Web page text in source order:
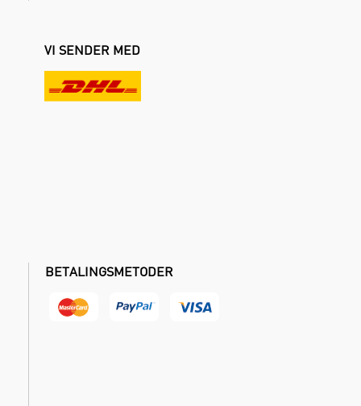
VI SENDER MED
BETALINGSMETODER